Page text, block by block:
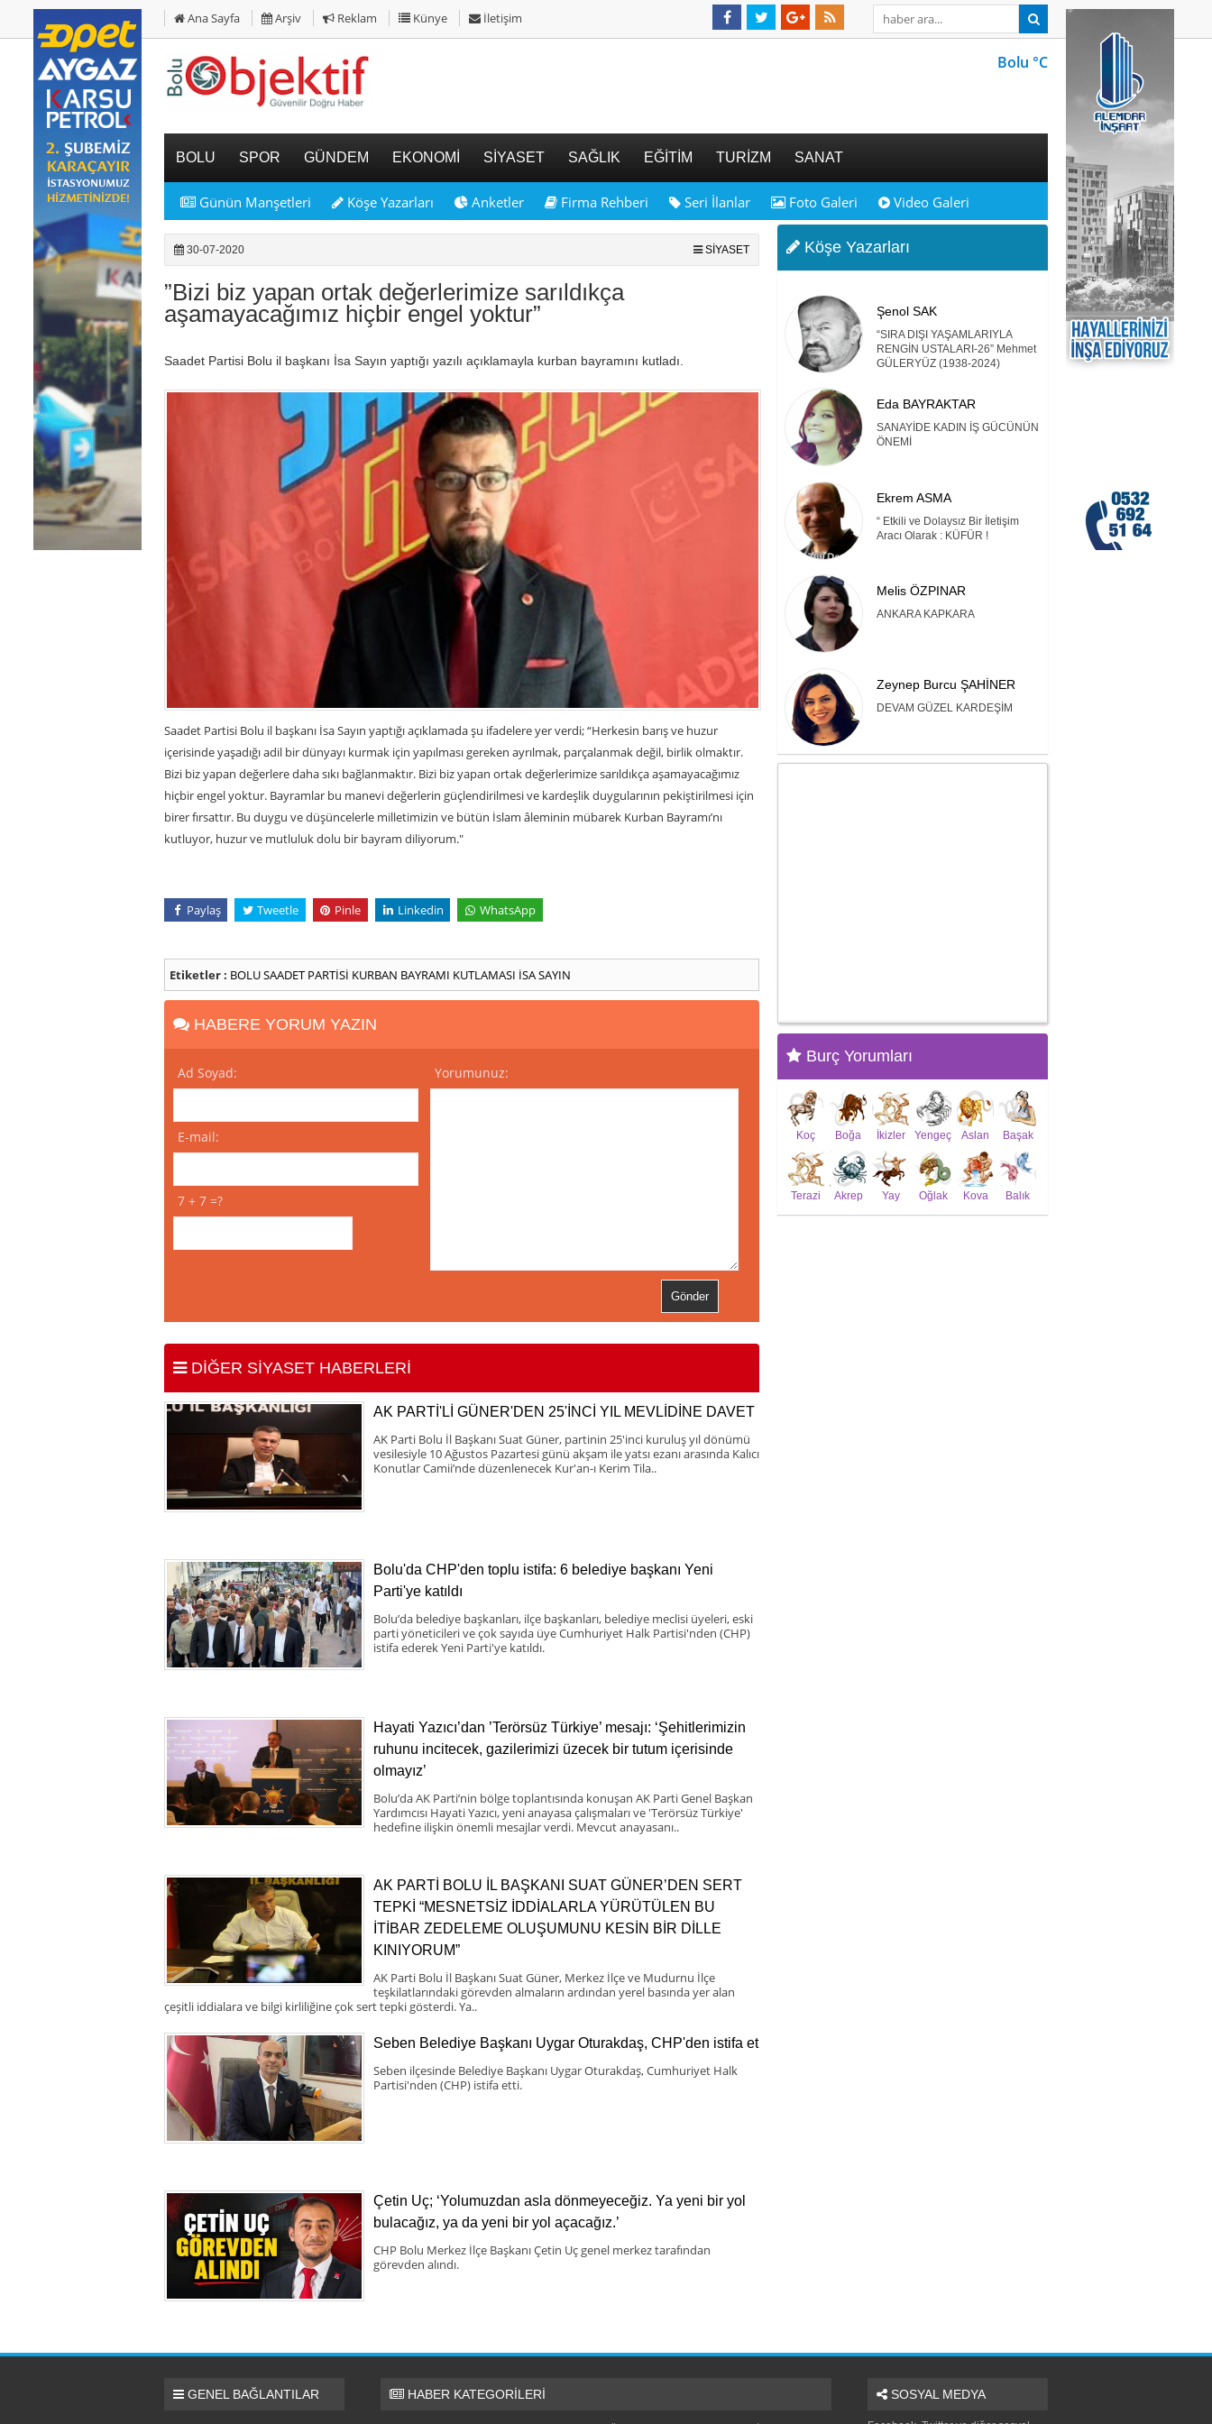
Ana Sayfa Arşiv Reklam Künye İletişim
Bolu °C
BOLU SPOR GÜNDEM EKONOMİ SİYASET SAĞLIK EĞİTİM TURİZM SANAT
Günün Manşetleri Köşe Yazarları Anketler Firma Rehberi Seri İlanlar Foto Galeri Video Galeri
30-07-2020 SİYASET
”Bizi biz yapan ortak değerlerimize sarıldıkça
aşamayacağımız hiçbir engel yoktur”
Saadet Partisi Bolu il başkanı İsa Sayın yaptığı yazılı açıklamayla kurban bayramını kutladı.
Saadet Partisi Bolu il başkanı İsa Sayın yaptığı açıklamada şu ifadelere yer verdi; “Herkesin barış ve huzur
içerisinde yaşadığı adil bir dünyayı kurmak için yapılması gereken ayrılmak, parçalanmak değil, birlik olmaktır.
Bizi biz yapan değerlere daha sıkı bağlanmaktır. Bizi biz yapan ortak değerlerimize sarıldıkça aşamayacağımız
hiçbir engel yoktur. Bayramlar bu manevi değerlerin güçlendirilmesi ve kardeşlik duygularının pekiştirilmesi için
birer fırsattır. Bu duygu ve düşüncelerle milletimizin ve bütün İslam âleminin mübarek Kurban Bayramı’nı
kutluyor, huzur ve mutluluk dolu bir bayram diliyorum."
Paylaş Tweetle Pinle Linkedin WhatsApp
Etiketler : BOLUSAADET PARTİSİ KURBAN BAYRAMI KUTLAMASI İSA SAYIN
HABERE YORUM YAZIN
Ad Soyad:
E-mail:
7 + 7 =?
Yorumunuz:
DİĞER SİYASET HABERLERİ
AK PARTİ'Lİ GÜNER'DEN 25'İNCİ YIL MEVLİDİNE DAVET
AK Parti Bolu İl Başkanı Suat Güner, partinin 25'inci kuruluş yıl dönümü
vesilesiyle 10 Ağustos Pazartesi günü akşam ile yatsı ezanı arasında Kalıcı
Konutlar Camii’nde düzenlenecek Kur'an-ı Kerim Tila..
Bolu'da CHP'den toplu istifa: 6 belediye başkanı Yeni
Parti'ye katıldı
Bolu’da belediye başkanları, ilçe başkanları, belediye meclisi üyeleri, eski
parti yöneticileri ve çok sayıda üye Cumhuriyet Halk Partisi'nden (CHP)
istifa ederek Yeni Parti'ye katıldı.
Hayati Yazıcı’dan ’Terörsüz Türkiye’ mesajı: ‘Şehitlerimizin
ruhunu incitecek, gazilerimizi üzecek bir tutum içerisinde
olmayız’
Bolu’da AK Parti’nin bölge toplantısında konuşan AK Parti Genel Başkan
Yardımcısı Hayati Yazıcı, yeni anayasa çalışmaları ve 'Terörsüz Türkiye'
hedefine ilişkin önemli mesajlar verdi. Mevcut anayasanı..
AK PARTİ BOLU İL BAŞKANI SUAT GÜNER’DEN SERT
TEPKİ “MESNETSİZ İDDİALARLA YÜRÜTÜLEN BU
İTİBAR ZEDELEME OLUŞUMUNU KESİN BİR DİLLE
KINIYORUM”
AK Parti Bolu İl Başkanı Suat Güner, Merkez İlçe ve Mudurnu İlçe
teşkilatlarındaki görevden almaların ardından yerel basında yer alan
çeşitli iddialara ve bilgi kirliliğine çok sert tepki gösterdi. Ya..
Seben Belediye Başkanı Uygar Oturakdaş, CHP'den istifa et
Seben ilçesinde Belediye Başkanı Uygar Oturakdaş, Cumhuriyet Halk
Partisi'nden (CHP) istifa etti.
Çetin Uç; ‘Yolumuzdan asla dönmeyeceğiz. Ya yeni bir yol
bulacağız, ya da yeni bir yol açacağız.’
CHP Bolu Merkez İlçe Başkanı Çetin Uç genel merkez tarafından
görevden alındı.
Köşe Yazarları
Şenol SAK
“SIRA DIŞI YAŞAMLARIYLA
RENGİN USTALARI-26” Mehmet
GÜLERYÜZ (1938-2024)
Eda BAYRAKTAR
SANAYİDE KADIN İŞ GÜCÜNÜN
ÖNEMİ
Ekrem ASMA
“ Etkili ve Dolaysız Bir İletişim
Aracı Olarak : KÜFÜR !
Melis ÖZPINAR
ANKARA KAPKARA
Zeynep Burcu ŞAHİNER
DEVAM GÜZEL KARDEŞİM
Burç Yorumları
Koç Boğa İkizler Yengeç Aslan Başak
Terazi Akrep Yay Oğlak Kova Balık
GENEL BAĞLANTILAR HABER KATEGORİLERİ SOSYAL MEDYA